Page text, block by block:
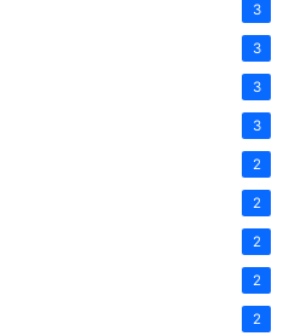
3
3
3
3
2
2
2
2
2